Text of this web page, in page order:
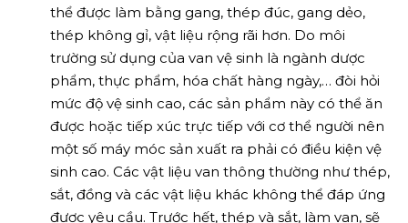
thể được làm bằng gang, thép đúc, gang dẻo,
thép không gỉ, vật liệu rộng rãi hơn. Do môi
trường sử dụng của van vệ sinh là ngành dược
phẩm, thực phẩm, hóa chất hàng ngày,… đòi hỏi
mức độ vệ sinh cao, các sản phẩm này có thể ăn
được hoặc tiếp xúc trực tiếp với cơ thể người nên
một số máy móc sản xuất ra phải có điều kiện vệ
sinh cao. Các vật liệu van thông thường như thép,
sắt, đồng và các vật liệu khác không thể đáp ứng
được yêu cầu. Trước hết, thép và sắt, làm van, sẽ